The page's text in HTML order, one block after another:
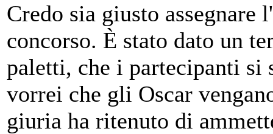
Credo sia giusto
concorso. È stato dato un
paletti, che i partecipanti si
vorrei che gli Oscar
giuria ha ritenuto di